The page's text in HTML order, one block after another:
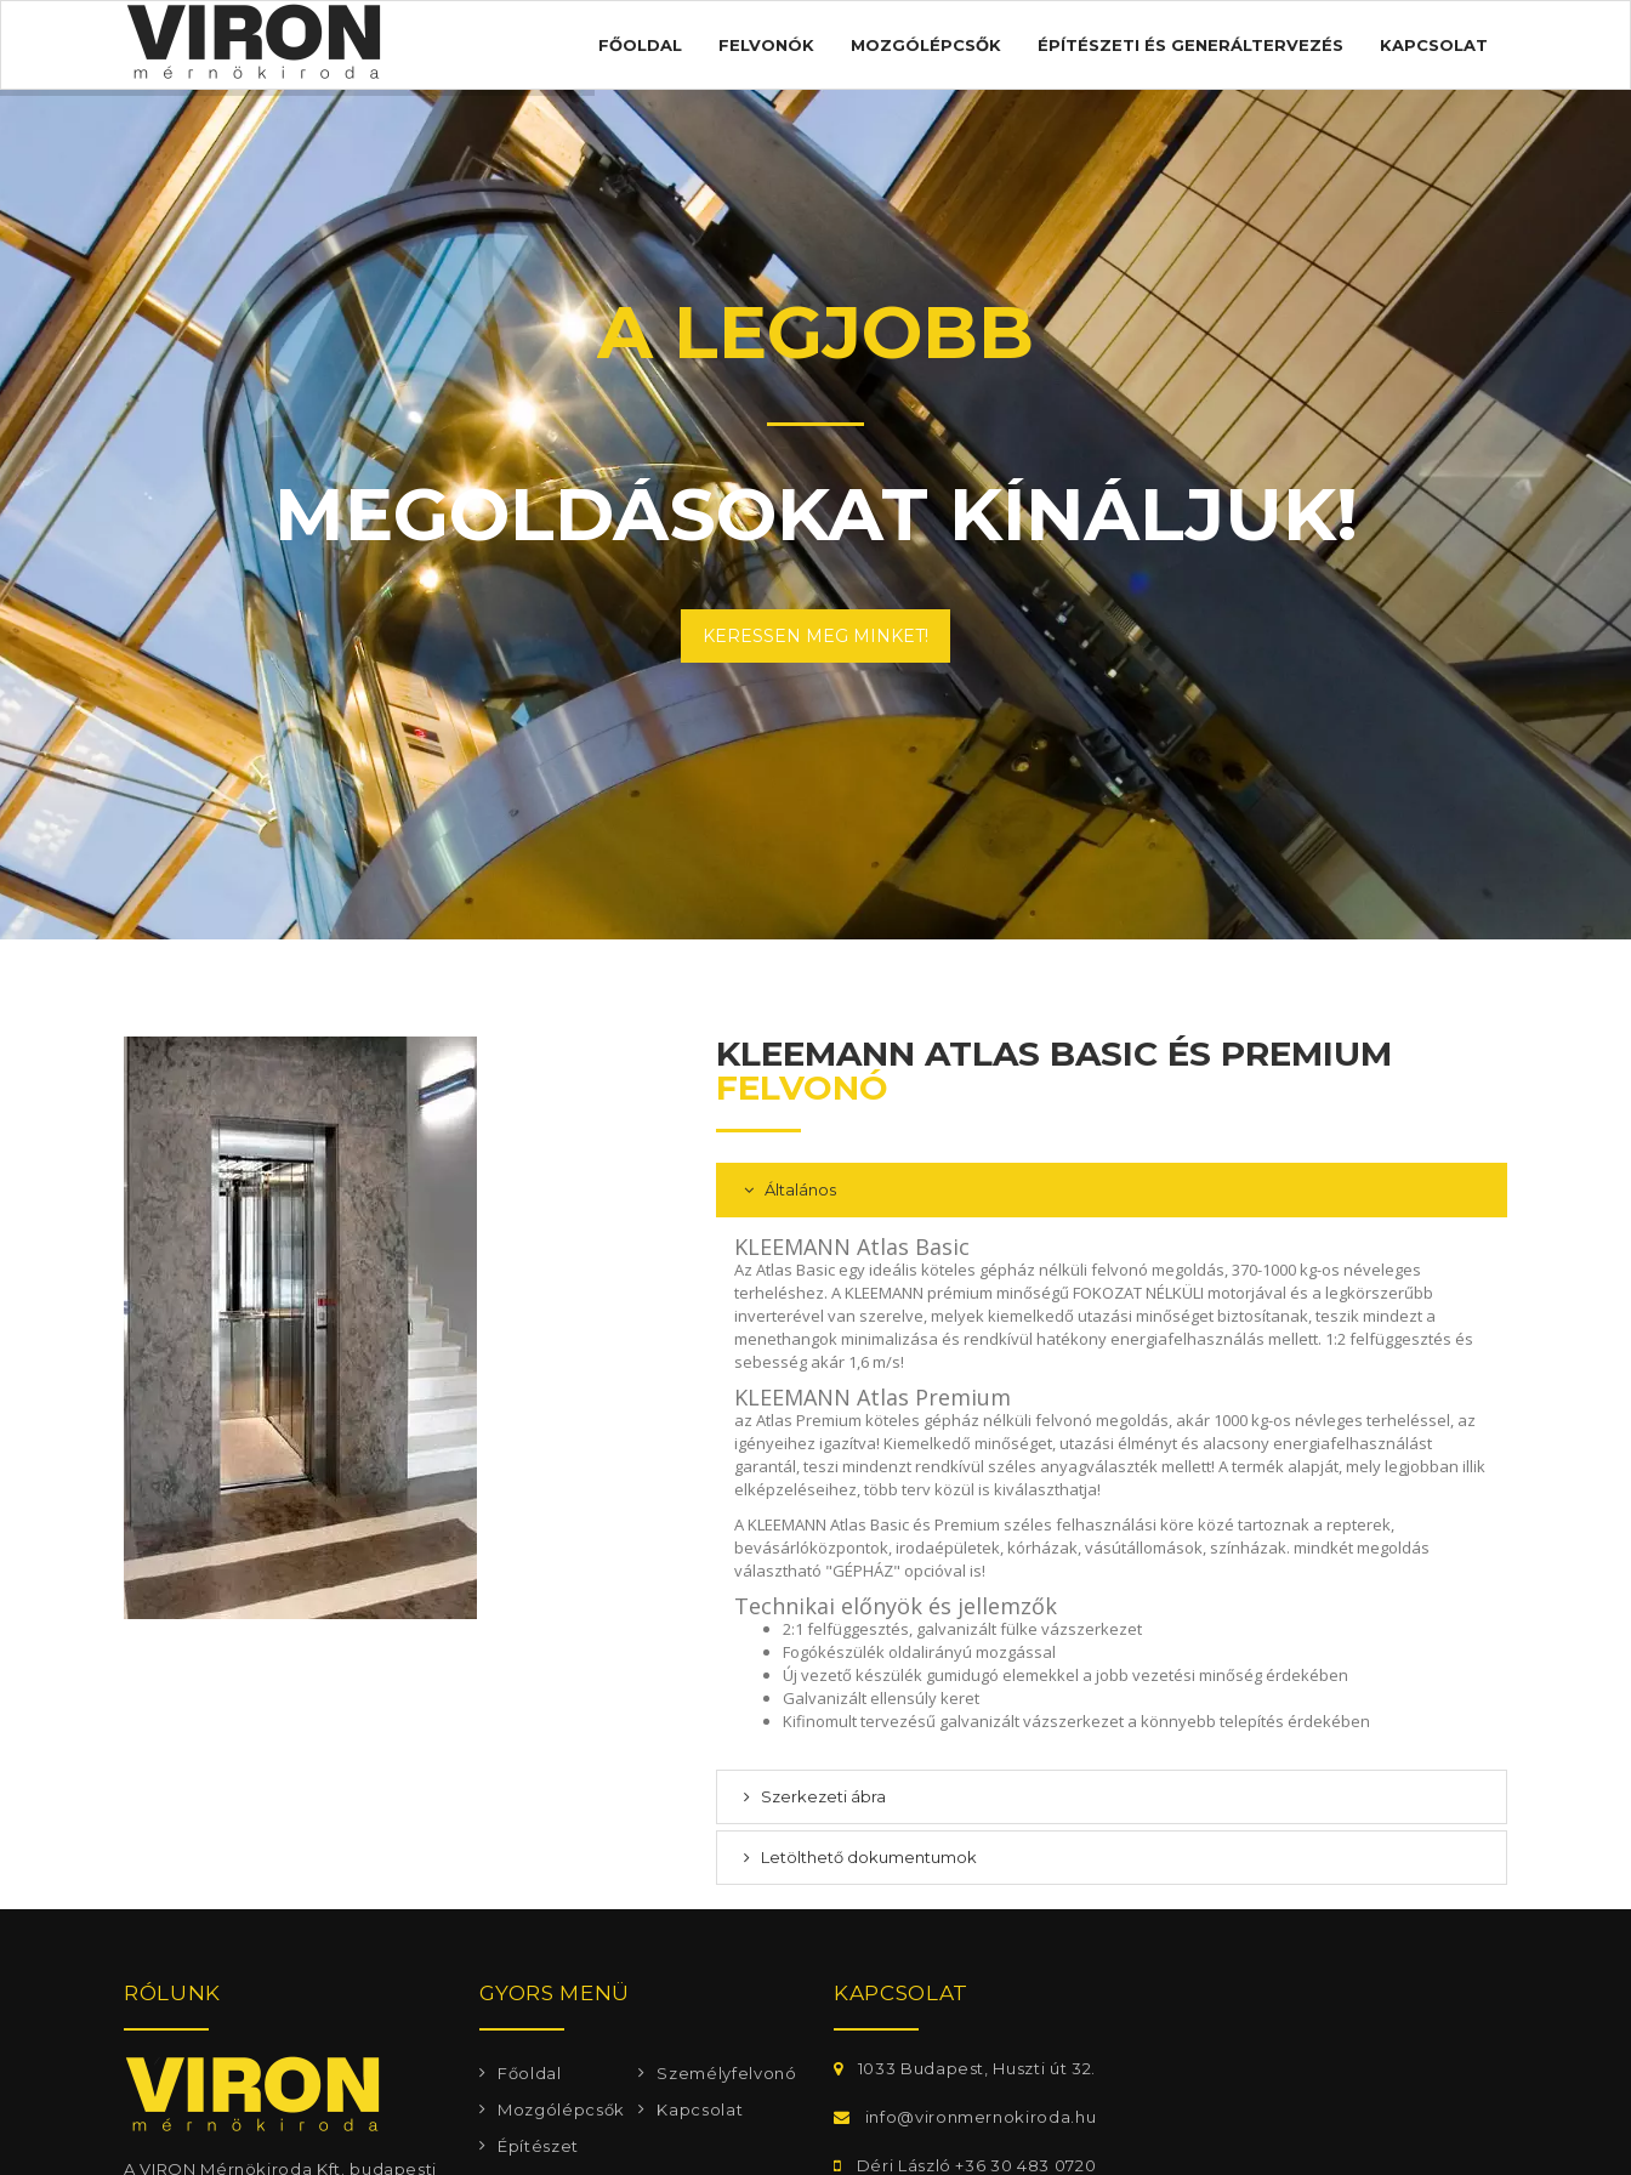
FŐOLDAL FELVONÓK MOZGÓLÉPCSŐK ÉPÍTÉSZETI ÉS GENERÁLTERVEZÉS KAPCSOLAT
A LEGJOBB
MEGOLDÁSOKAT KÍNÁLJUK!
KERESSEN MEG MINKET!
KLEEMANN ATLAS BASIC ÉS PREMIUM
FELVONÓ
Általános
KLEEMANN Atlas Basic
Az Atlas Basic egy ideális köteles gépház nélküli felvonó megoldás, 370-1000 kg-os néveleges
terheléshez. A KLEEMANN prémium minőségű FOKOZAT NÉLKÜLI motorjával és a legkörszerűbb
inverterével van szerelve, melyek kiemelkedő utazási minőséget biztosítanak, teszik mindezt a
menethangok minimalizása és rendkívül hatékony energiafelhasználás mellett. 1:2 felfüggesztés és
sebesség akár 1,6 m/s!
KLEEMANN Atlas Premium
az Atlas Premium köteles gépház nélküli felvonó megoldás, akár 1000 kg-os névleges terheléssel, az
igényeihez igazítva! Kiemelkedő minőséget, utazási élményt és alacsony energiafelhasználást
garantál, teszi mindenzt rendkívül széles anyagválaszték mellett! A termék alapját, mely legjobban illik
elképzeléseihez, több terv közül is kiválaszthatja!
A KLEEMANN Atlas Basic és Premium széles felhasználási köre közé tartoznak a repterek,
bevásárlóközpontok, irodaépületek, kórházak, vásútállomások, színházak. mindkét megoldás
választható "GÉPHÁZ" opcióval is!
Technikai előnyök és jellemzők
2:1 felfüggesztés, galvanizált fülke vázszerkezet
Fogókészülék oldalirányú mozgással
Új vezető készülék gumidugó elemekkel a jobb vezetési minőség érdekében
Galvanizált ellensúly keret
Kifinomult tervezésű galvanizált vázszerkezet a könnyebb telepítés érdekében
Szerkezeti ábra
Letölthető dokumentumok
RÓLUNK
A VIRON Mérnökiroda Kft. budapesti
GYORS MENÜ
Főoldal
Személyfelvonó
Mozgólépcsők
Kapcsolat
Építészet
KAPCSOLAT
1033 Budapest, Huszti út 32.
info@vironmernokiroda.hu
Déri László +36 30 483 0720